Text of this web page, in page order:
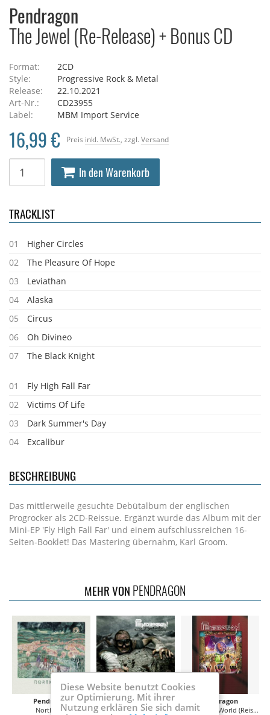
Pendragon
The Jewel (Re-Release) + Bonus CD
Format:
2CD
Style:
Progressive Rock & Metal
Release:
22.10.2021
Art-Nr.:
CD23955
Label:
MBM Import Service
Preis inkl. MwSt. , zzgl. Versand
16,99 €
In den Warenkorb
TRACKLIST
01
Higher Circles
02
The Pleasure Of Hope
03
Leviathan
04
Alaska
05
Circus
06
Oh Divineo
07
The Black Knight
01
Fly High Fall Far
02
Victims Of Life
03
Dark Summer's Day
04
Excalibur
BESCHREIBUNG
Das mittlerweile gesuchte Debütalbum der englischen
Progrocker als 2CD-Reissue. Ergänzt wurde das Album mit der
Mini-EP 'Fly High Fall Far' und einem aufschlussreichen 16-
Seiten-Booklet! Das Mastering übernahm, Karl Groom.
MEHR VON PENDRAGON
Pendragon
North Star
Pendragon
Men Who Climb Mountains 2019
Pendragon
Not Of This World (Reissue)
Diese Website benutzt Cookies
zur Optimierung. Mit ihrer
Nutzung erklären Sie sich damit